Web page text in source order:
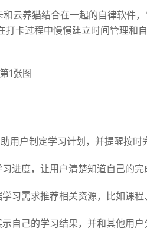
云养猫结合在一起的自律软件
卡过程中慢慢建立时间管理和
用户制定学习计划，并提醒按时
进度，让用户清楚知道自己的完
习需求推荐相关资源，比如课程
自己的学习结果，并和其他用户